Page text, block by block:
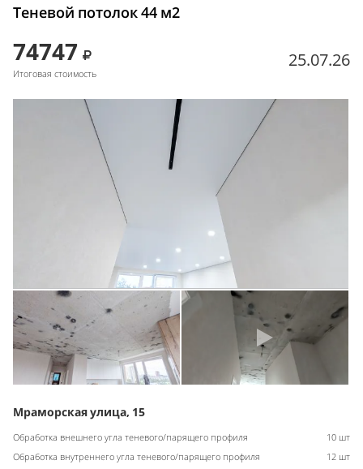
Теневой потолок 44 м2
74747
Итоговая стоимость
25.07.26
Мраморская улица, 15
Обработка внешнего угла теневого/парящего профиля
10 шт
Обработка внутреннего угла теневого/парящего профиля
12 шт